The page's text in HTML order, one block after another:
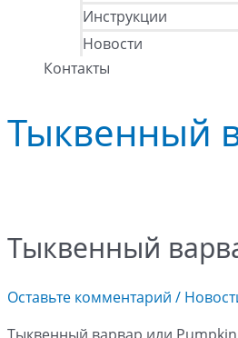
Инструкции
Новости
Контакты
Тыквенный
Тыквенный
Оставьте комментарий /